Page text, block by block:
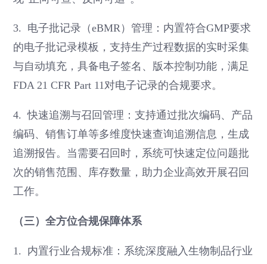
3. 电子批记录（eBMR）管理：内置符合GMP要求
的电子批记录模板，支持生产过程数据的实时采集
与自动填充，具备电子签名、版本控制功能，满足
FDA 21 CFR Part 11对电子记录的合规要求。
4. 快速追溯与召回管理：支持通过批次编码、产品
编码、销售订单等多维度快速查询追溯信息，生成
追溯报告。当需要召回时，系统可快速定位问题批
次的销售范围、库存数量，助力企业高效开展召回
工作。
（三）全方位合规保障体系
1. 内置行业合规标准：系统深度融入生物制品行业